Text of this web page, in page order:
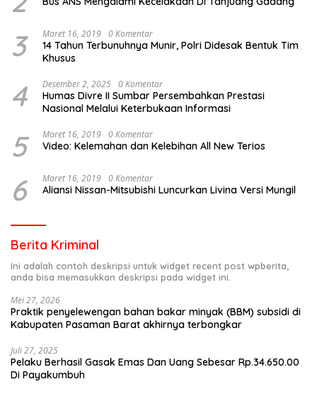
3 Maret 16, 2019 0 Komentar
14 Tahun Terbunuhnya Munir, Polri Didesak Bentuk Tim
Khusus
4 Desember 2, 2025 0 Komentar
Humas Divre II Sumbar Persembahkan Prestasi
Nasional Melalui Keterbukaan Informasi
5 Maret 16, 2019 0 Komentar
Video: Kelemahan dan Kelebihan All New Terios
6 Maret 16, 2019 0 Komentar
Aliansi Nissan-Mitsubishi Luncurkan Livina Versi Mungil
Berita Kriminal
Ini adalah contoh deskripsi untuk widget recent post wpberita,
anda bisa memasukkan deskripsi pada widget ini.
Mei 27, 2026
Praktik penyelewengan bahan bakar minyak (BBM) subsidi di
Kabupaten Pasaman Barat akhirnya terbongkar
Juli 27, 2025
Pelaku Berhasil Gasak Emas Dan Uang Sebesar Rp.34.650.00
Di Payakumbuh